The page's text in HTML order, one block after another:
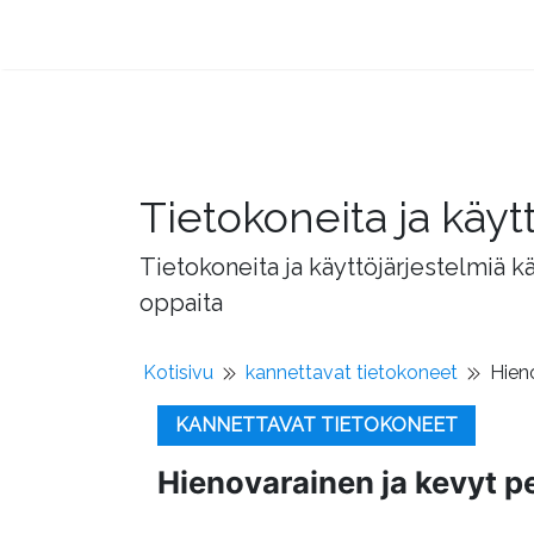
Tietokoneita ja
Tietokoneita ja käyttöjärjestelmiä
oppaita
Kotisivu kannettavat tietokoneet
KANNETTAVAT TIETOKONEET
Hienovarainen ja kevyt